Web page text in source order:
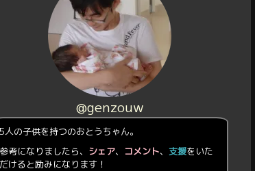
@genzouw
5人の子供を持つのおとうちゃん。
参考になりましたら、 シェア、 コメント、 支援をいた
だけると励みになります！